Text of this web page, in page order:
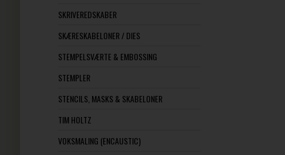
SKRIVEREDSKABER
SKÆRESKABELONER / DIES
STEMPELSVÆRTE & EMBOSSING
STEMPLER
STENCILS, MASKS & SKABELONER
TIM HOLTZ
VOKSMALING (ENCAUSTIC)